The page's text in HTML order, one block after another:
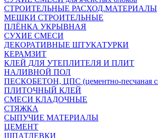
СТРОИТЕЛЬНЫЕ РАСХОД.МАТЕРИАЛЫ
МЕШКИ СТРОИТЕЛЬНЫЕ
ПЛЁНКА УКРЫВНАЯ
СУХИЕ СМЕСИ
ДЕКОРАТИВНЫЕ ШТУКАТУРКИ
КЕРАМЗИТ
КЛЕЙ ДЛЯ УТЕПЛИТЕЛЯ И ПЛИТ
НАЛИВНОЙ ПОЛ
ПЕСКОБЕТОН, ЦПС (цементно-песчаная
ПЛИТОЧНЫЙ КЛЕЙ
СМЕСИ КЛАДОЧНЫЕ
СТЯЖКА
СЫПУЧИЕ МАТЕРИАЛЫ
ЦЕМЕНТ
ШПАТЛЕВКИ